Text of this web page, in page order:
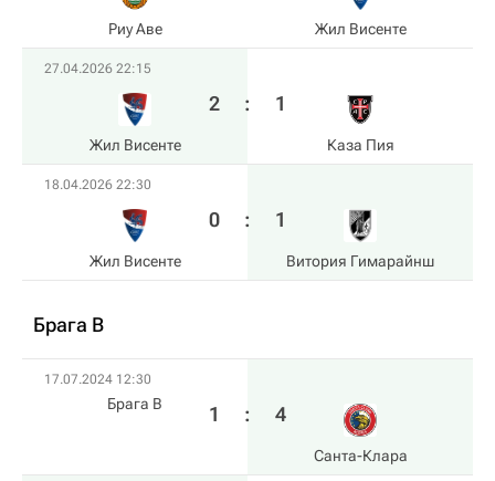
Риу Аве Жил Висенте
27.04.2026 22:15
Жил Висенте
2 : 1
Каза Пия
18.04.2026 22:30
Жил Висенте
0 : 1
Витория Гимарайнш
Брага B
17.07.2024 12:30
Брага B 1 : 4
Санта-Клара